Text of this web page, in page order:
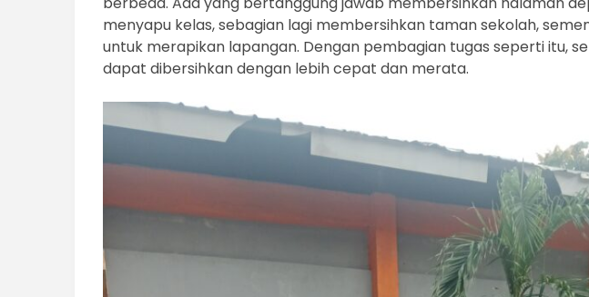
menyapu kelas, sebagian lagi membersihkan taman sekolah,
untuk merapikan lapangan. Dengan pembagian tugas seperti itu,
dapat dibersihkan dengan lebih cepat dan merata.